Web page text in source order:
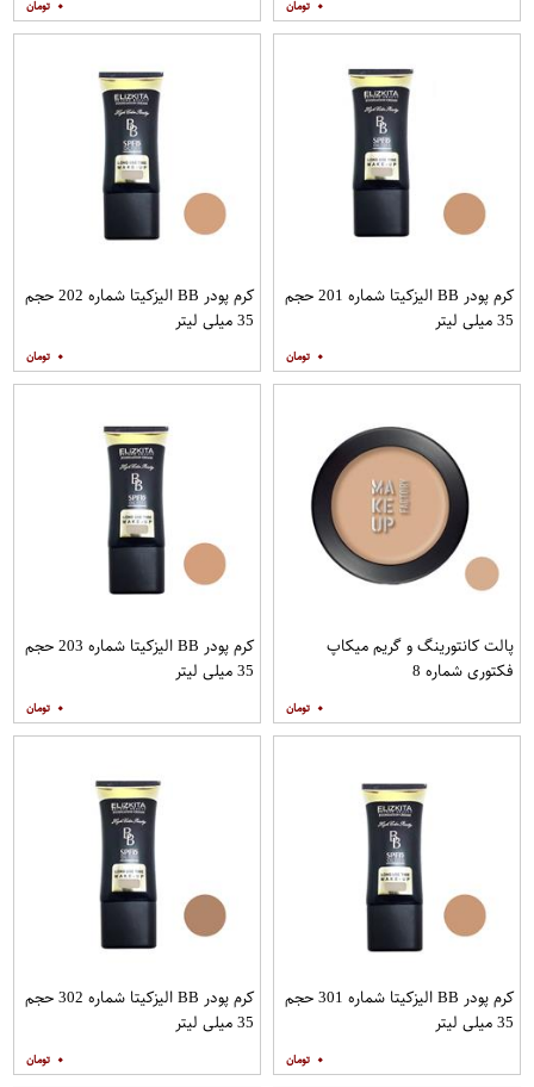
کرم پودر BB الیزکیتا شماره 201 حجم
35 میلی لیتر
۰
کرم پودر BB الیزکیتا شماره 202 حجم
35 میلی لیتر
۰
پالت کانتورینگ و گریم میکاپ
فکتوری شماره 8
۰
کرم پودر BB الیزکیتا شماره 203 حجم
35 میلی لیتر
۰
کرم پودر BB الیزکیتا شماره 301 حجم
35 میلی لیتر
۰
کرم پودر BB الیزکیتا شماره 302 حجم
35 میلی لیتر
۰